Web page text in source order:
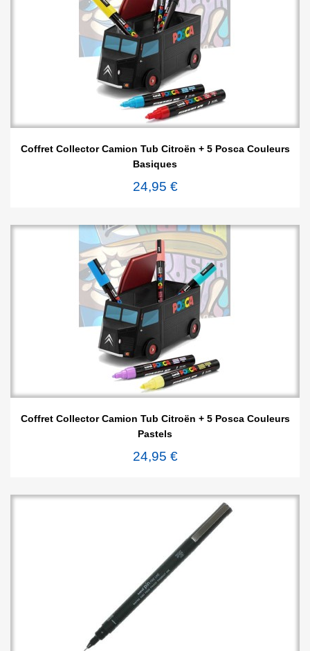
Coffret Collector Camion Tub Citroën + 5 Posca Couleurs
Basiques
24,95 €
Coffret Collector Camion Tub Citroën + 5 Posca Couleurs
Pastels
24,95 €